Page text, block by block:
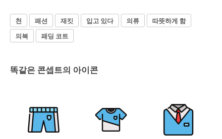
천 패션 재킷 입고 있다 의류
따뜻하게 함
의복
패딩 코트
똑같은 콘셉트의 아이콘